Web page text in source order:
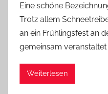
Eine schöne
Trotz allem
an ein Frühlingsfest an
gemeinsam
Weiterlesen